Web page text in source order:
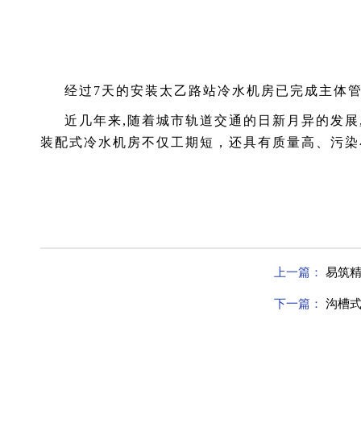
经过7天的安装太乙路站冷水机房已完成主体
近几年来,随着城市轨道交通的日新月异的发
装配式冷水机房不仅工期短，还具有质量高、污
上一篇： 易筑
下一篇： 沟槽